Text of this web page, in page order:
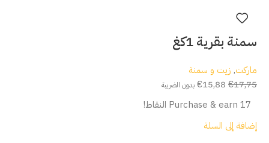
سمنة بقرية 1كغ
ماركت, زيت و سمنة
€17,75
€15,88 بدون الضريبة
Purchase & earn 17 النقاط!
إضافة إلى السلة